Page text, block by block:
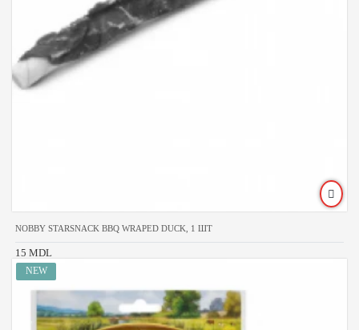
NOBBY STARSNACK BBQ WRAPED DUCK, 1 ШТ
15 MDL